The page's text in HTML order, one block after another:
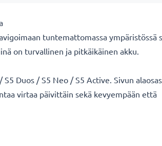
tuntemattomassa ympäristössä
on turvallinen ja pitkäikäinen akku.
Duos / S5 Neo / S5 Active. Sivun
virtaa päivittäin sekä kevyempään että